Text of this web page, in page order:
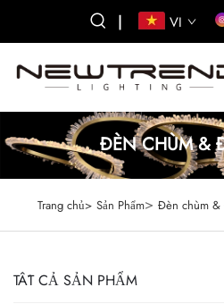
| VI
ĐÈN CHÙM &
Trang chủ> Sản Phẩm> Đèn chùm
TẤT CẢ SẢN PHẨM